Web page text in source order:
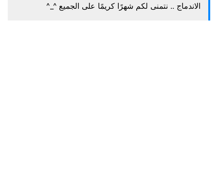
الاندماج .. نتمنى لكم شهرًا كريمًا على الجميع ^_^